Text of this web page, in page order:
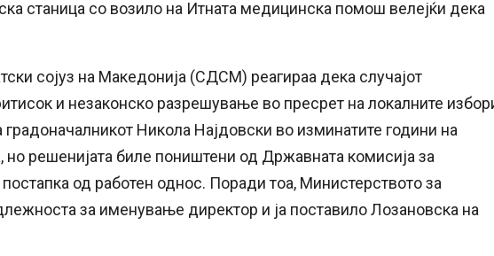
станица со возило на Итната медицинска помош велејќи дека
сојуз на Македонија (СДСМ) реагираа дека случајот
и незаконско разрешување во пресрет на локалните
Никола Најдовски во изминатите години на
но решенијата биле поништени од Државната комисија за
од работен однос. Поради тоа, Министерството за
за именување директор и ја поставило Лозановска на